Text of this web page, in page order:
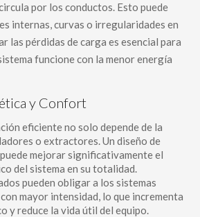
por los conductos. Esto puede
internas, curvas o irregularidades en
las pérdidas de carga es esencial para
funcione con la menor energía
y Confort
eficiente no solo depende de la
o extractores. Un diseño de
mejorar significativamente el
del sistema en su totalidad.
pueden obligar a los sistemas
mayor intensidad, lo que incrementa
y reduce la vida útil del equipo.